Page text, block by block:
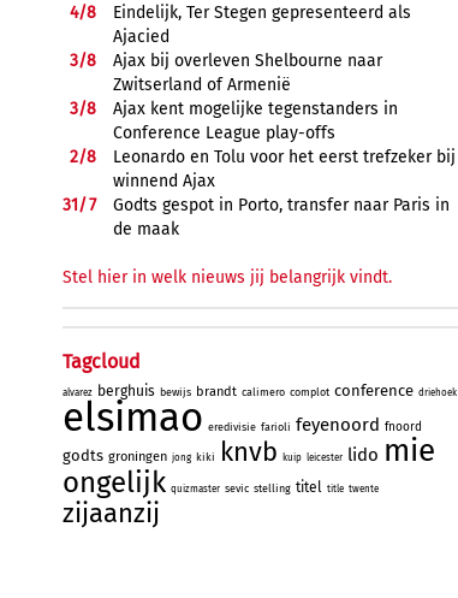
4/8
Eindelijk, Ter Stegen gepresenteerd als
Ajacied
3/8
Ajax bij overleven Shelbourne naar
Zwitserland of Armenië
3/8
Ajax kent mogelijke tegenstanders in
Conference League play-offs
2/8
Leonardo en Tolu voor het eerst trefzeker bij
winnend Ajax
31/7
Godts gespot in Porto, transfer naar Paris in
de maak
Stel hier in welk nieuws jij belangrijk vindt.
Tagcloud
alvarez berghuis bewijs brandt calimero complot conference driehoek
elsimao eredivisie farioli feyenoord fnoord
godts groningen jong kiki knvb kuip leicester lido mie
ongelijk quizmaster sevic stelling titel title twente
zijaanzij